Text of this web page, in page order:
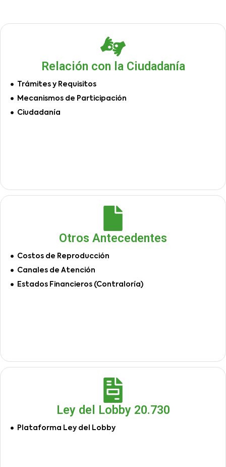
Relación con la Ciudadanía
Trámites y Requisitos
Mecanismos de Participación
Ciudadanía
Otros Antecedentes
Costos de Reproducción
Canales de Atención
Estados Financieros (Contraloría)
Ley del Lobby 20.730
Plataforma Ley del Lobby